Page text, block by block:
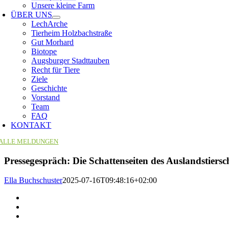
Unsere kleine Farm
ÜBER UNS
LechArche
Tierheim Holzbachstraße
Gut Morhard
Biotope
Augsburger Stadttauben
Recht für Tiere
Ziele
Geschichte
Vorstand
Team
FAQ
KONTAKT
MELDUNGEN
Pressegespräch: Die Schattenseiten des
Ella Buchschuster2025-07-16T09:48:16+02:00